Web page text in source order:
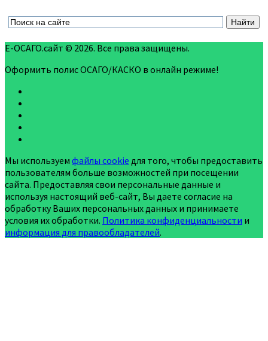
Е-ОСАГО.сайт © 2026. Все права защищены.
Оформить полис ОСАГО/КАСКО в онлайн режиме!
Мы используем файлы cookie для того, чтобы предоставить
пользователям больше возможностей при посещении
сайта. Предоставляя свои персональные данные и
используя настоящий веб-сайт, Вы даете согласие на
обработку Ваших персональных данных и принимаете
условия их обработки. Политика конфиденциальности и
информация для правообладателей.